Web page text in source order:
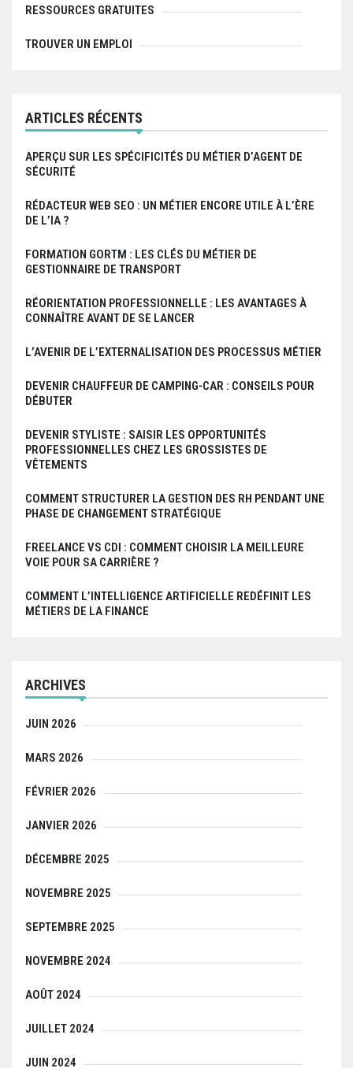
RESSOURCES GRATUITES
TROUVER UN EMPLOI
ARTICLES RÉCENTS
APERÇU SUR LES SPÉCIFICITÉS DU MÉTIER D’AGENT DE
SÉCURITÉ
RÉDACTEUR WEB SEO : UN MÉTIER ENCORE UTILE À L’ÈRE
DE L’IA ?
FORMATION GORTM : LES CLÉS DU MÉTIER DE
GESTIONNAIRE DE TRANSPORT
RÉORIENTATION PROFESSIONNELLE : LES AVANTAGES À
CONNAÎTRE AVANT DE SE LANCER
L’AVENIR DE L’EXTERNALISATION DES PROCESSUS MÉTIER
DEVENIR CHAUFFEUR DE CAMPING-CAR : CONSEILS POUR
DÉBUTER
DEVENIR STYLISTE : SAISIR LES OPPORTUNITÉS
PROFESSIONNELLES CHEZ LES GROSSISTES DE
VÊTEMENTS
COMMENT STRUCTURER LA GESTION DES RH PENDANT UNE
PHASE DE CHANGEMENT STRATÉGIQUE
FREELANCE VS CDI : COMMENT CHOISIR LA MEILLEURE
VOIE POUR SA CARRIÈRE ?
COMMENT L’INTELLIGENCE ARTIFICIELLE REDÉFINIT LES
MÉTIERS DE LA FINANCE
ARCHIVES
JUIN 2026
MARS 2026
FÉVRIER 2026
JANVIER 2026
DÉCEMBRE 2025
NOVEMBRE 2025
SEPTEMBRE 2025
NOVEMBRE 2024
AOÛT 2024
JUILLET 2024
JUIN 2024